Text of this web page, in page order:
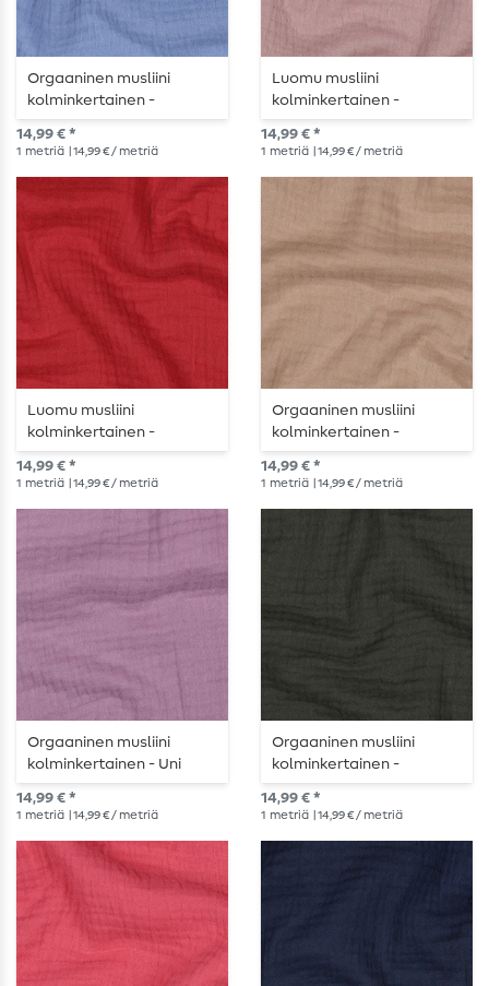
Orgaaninen musliini
kolminkertainen -
tavallinen vaalean
denimin sininen
14,99 € *
1 metriä | 14,99 € / metriä
Luomu musliini
kolminkertainen -
tavallinen hämärän
vaaleanpunainen väri
14,99 € *
1 metriä | 14,99 € / metriä
Luomu musliini
kolminkertainen -
tavallinen punainen
14,99 € *
1 metriä | 14,99 € / metriä
Orgaaninen musliini
kolminkertainen -
tavallinen tumman beige
14,99 € *
1 metriä | 14,99 € / metriä
Orgaaninen musliini
kolminkertainen - Uni
Mauve
14,99 € *
1 metriä | 14,99 € / metriä
Orgaaninen musliini
kolminkertainen -
tavallinen tummanvihreä
14,99 € *
1 metriä | 14,99 € / metriä